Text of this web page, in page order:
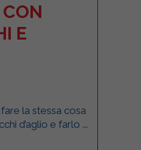
E
la stessa cosa
d’aglio e farlo ...